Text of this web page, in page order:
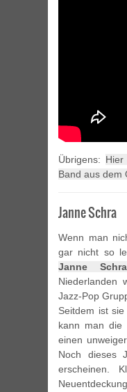
Übrigens:
Band aus dem
Janne Schra
Wenn man
gar nicht so
Janne Schra
Niederlanden
Jazz-Pop
Seitdem ist
kann man die
einen
Noch dieses
erscheinen.